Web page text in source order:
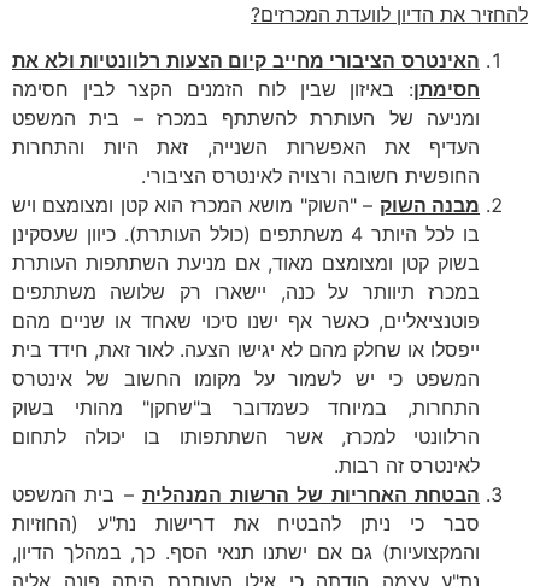
להחזיר את הדיון לוועדת המכרזים?
האינטרס הציבורי מחייב קיום הצעות רלוונטיות ולא את
חסימתן: באיזון שבין לוח הזמנים הקצר לבין חסימה
ומניעה של העותרת להשתתף במכרז – בית המשפט
העדיף את האפשרות השנייה, זאת היות והתחרות
החופשית חשובה ורצויה לאינטרס הציבורי.
מבנה השוק – "השוק" מושא המכרז הוא קטן ומצומצם ויש
בו לכל היותר 4 משתתפים (כולל העותרת). כיוון שעסקינן
בשוק קטן ומצומצם מאוד, אם מניעת השתתפות העותרת
במכרז תיוותר על כנה, יישארו רק שלושה משתתפים
פוטנציאליים, כאשר אף ישנו סיכוי שאחד או שניים מהם
ייפסלו או שחלק מהם לא יגישו הצעה. לאור זאת, חידד בית
המשפט כי יש לשמור על מקומו החשוב של אינטרס
התחרות, במיוחד כשמדובר ב"שחקן" מהותי בשוק
הרלוונטי למכרז, אשר השתתפותו בו יכולה לתחום
לאינטרס זה רבות.
הבטחת האחריות של הרשות המנהלית– בית המשפט
סבר כי ניתן להבטיח את דרישות נת"ע (החוזיות
והמקצועיות) גם אם ישתנו תנאי הסף. כך, במהלך הדיון,